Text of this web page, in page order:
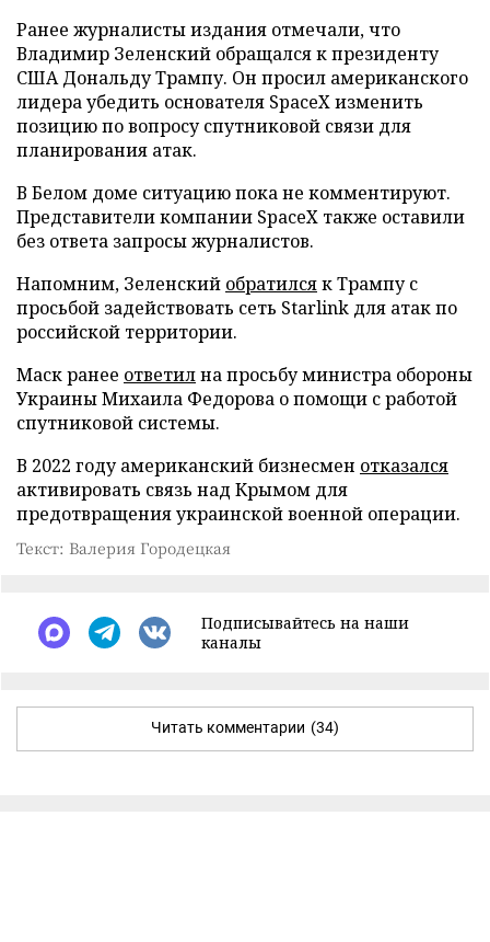
Ранее журналисты издания отмечали, что
Владимир Зеленский обращался к президенту
США Дональду Трампу. Он просил американского
лидера убедить основателя SpaceX изменить
позицию по вопросу спутниковой связи для
планирования атак.
В Белом доме ситуацию пока не комментируют.
Представители компании SpaceX также оставили
без ответа запросы журналистов.
Напомним, Зеленский обратилсяк Трампу с
просьбой задействовать сеть Starlink для атак по
российской территории.
Маск ранее ответилна просьбу министра обороны
Украины Михаила Федорова о помощи с работой
спутниковой системы.
В 2022 году американский бизнесмен отказался
активировать связь над Крымом для
предотвращения украинской военной операции.
Текст: Валерия Городецкая
Подписывайтесь на наши
каналы
Читать комментарии (34)